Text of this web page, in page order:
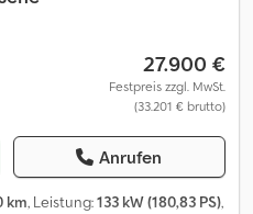
27.900 €
Festpreis zzgl. MwSt.
(33.201 € brutto)
Anrufen
km, Leistung:133 kW (180,83 PS),